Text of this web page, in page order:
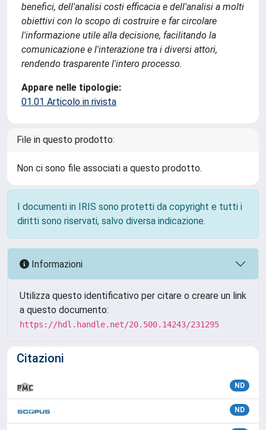
benefici, dell'analisi costi efficacia e dell'analisi a molti
obiettivi con lo scopo di costruire e far circolare
l'informazione utile alla decisione, facilitando la
comunicazione e l'interazione tra i diversi attori,
rendendo trasparente l'intero processo.
Appare nelle tipologie:
01.01 Articolo in rivista
File in questo prodotto:
Non ci sono file associati a questo prodotto.
I documenti in IRIS sono protetti da copyright e tutti i
diritti sono riservati, salvo diversa indicazione.
Informazioni
Utilizza questo identificativo per citare o creare un link
a questo documento:
https://hdl.handle.net/20.500.14243/231295
Citazioni
ND
ND